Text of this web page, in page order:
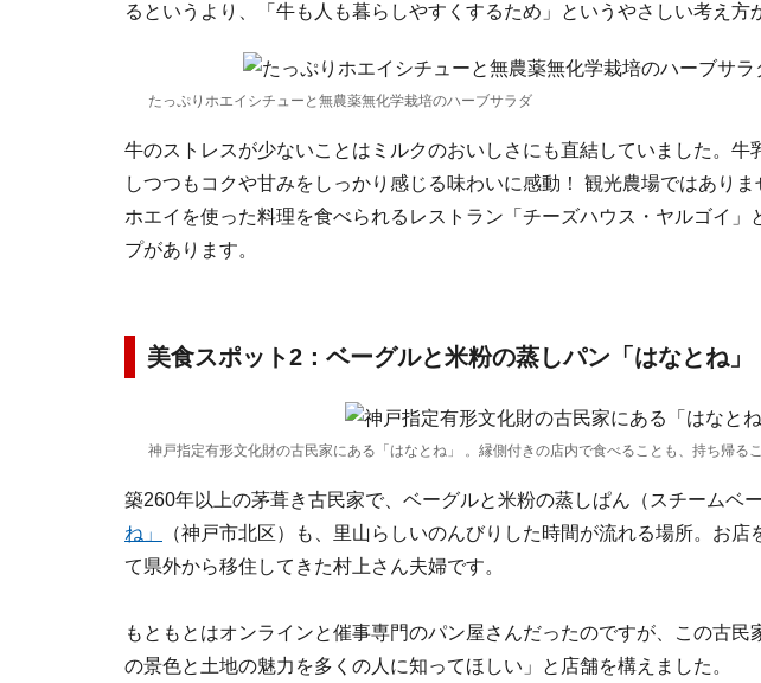
るというより、「牛も人も暮らしやすくするため」というやさしい考え方
たっぷりホエイシチューと無農薬無化学栽培のハーブサラダ
牛のストレスが少ないことはミルクのおいしさにも直結していました。牛
しつつもコクや甘みをしっかり感じる味わいに感動！ 観光農場ではあり
ホエイを使った料理を食べられるレストラン「チーズハウス・ヤルゴイ」
プがあります。
美食スポット2：ベーグルと米粉の蒸しパン「はなとね」
神戸指定有形文化財の古民家にある「はなとね」 。縁側付きの店内で食べることも、持ち帰る
築260年以上の茅葺き古民家で、ベーグルと米粉の蒸しぱん（スチームベ
ね」
（神戸市北区）も、里山らしいのんびりした時間が流れる場所。お
て県外から移住してきた村上さん夫婦です。
もともとはオンラインと催事専門のパン屋さんだったのですが、この古民
の景色と土地の魅力を多くの人に知ってほしい」と店舗を構えました。